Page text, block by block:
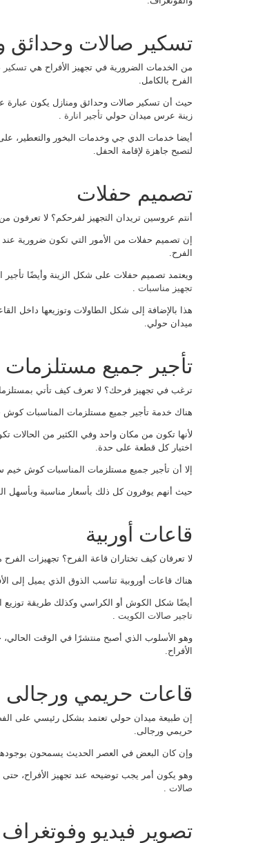
تسكير صالات وحدائق
من الخدمات الضرورية في تجهيز الأفراح هي تسكير
الفرح بالكامل.
حيث أن تسكير صالات وحدائق ومنازل يكون عبارة
زينة عرس ميدان حولي تأجير انارة
أيضا خدمات الدي جي وخدمات البخور والتعطير،
لتصبح جاهزة لإقامة الحفل.
تصميم حفلات
أنتم عروسين تريدان التجهيز لفرحكم؟ لا تعرفون
إن تصميم حفلات من الأمور التي تكون ضرورية
الفرح.
ويعتمد تصميم حفلات على شكل الزينة وأيضًا
تجهيز مناسبات
هذا بالإضافة إلى شكل الطاولات وتوزيعها داخل
ميدان حولي.
تأجير جميع
ترغب في تجهيز فرحك؟ لا تعرف كيف تأتي
هناك خدمة تأجير جميع مستلزمات المناسبات كوش
لأنها تكون من مكان واحد وفي الكثير من
اختيار كل قطعة على حدة.
إلا أن تأجير جميع مستلزمات المناسبات كوش خيم
حيث أنهم يوفرون كل ذلك بأسعار مناسبة وبأسهل
قاعات أوربية
لا تعرفان كيف تختاران قاعة الفرح؟ تجهيزات
هناك قاعات أوروبية تناسب الذوق الذي يميل إلى
أيضًا شكل الكوش أو الكراسي وكذلك طريقة
تاجير صالات الكويت
وهو الأسلوب الذي أصبح منتشرًا في الوقت
الأفراح.
قاعات حريمي ورجالى
إن طبيعة ميدان حولي تعتمد بشكل رئيسي على
حريمي ورجالى.
وإن كان البعض في العصر الحديث يسمحون
وهو يكون أمر يجب توضيحه عند تجهيز الأفراح،
صالات
تصوير فيديو وفوتغراف